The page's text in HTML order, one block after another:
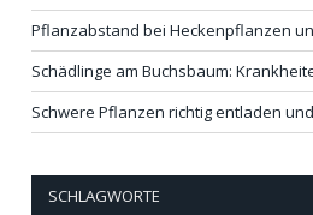
Pflanzabstand bei Heckenpflanzen
Schädlinge am Buchsbaum:
Schwere Pflanzen richtig entladen
SCHLAGWORTE